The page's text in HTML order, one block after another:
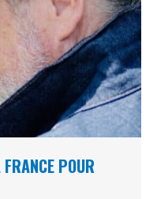
POUR